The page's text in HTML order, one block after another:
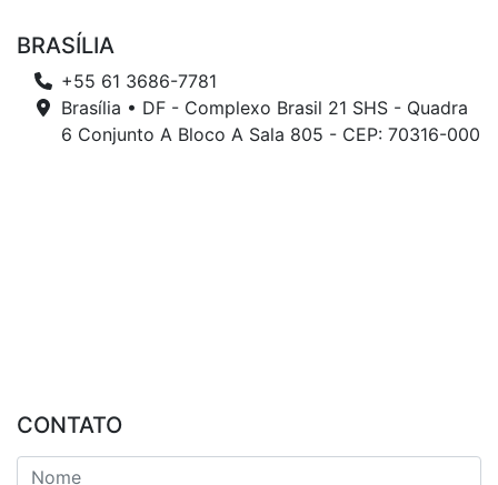
BRASÍLIA
+55 61 3686-7781
Brasília • DF - Complexo Brasil 21 SHS - Quadra
6 Conjunto A Bloco A Sala 805 - CEP: 70316-000
CONTATO